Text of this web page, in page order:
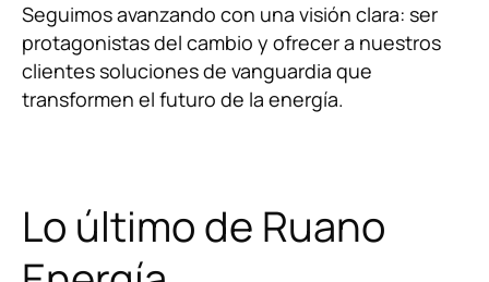
Seguimos avanzando con una visión clara: ser
protagonistas del cambio y ofrecer a nuestros
clientes soluciones de vanguardia que
transformen el futuro de la energía.
Lo último de Ruano